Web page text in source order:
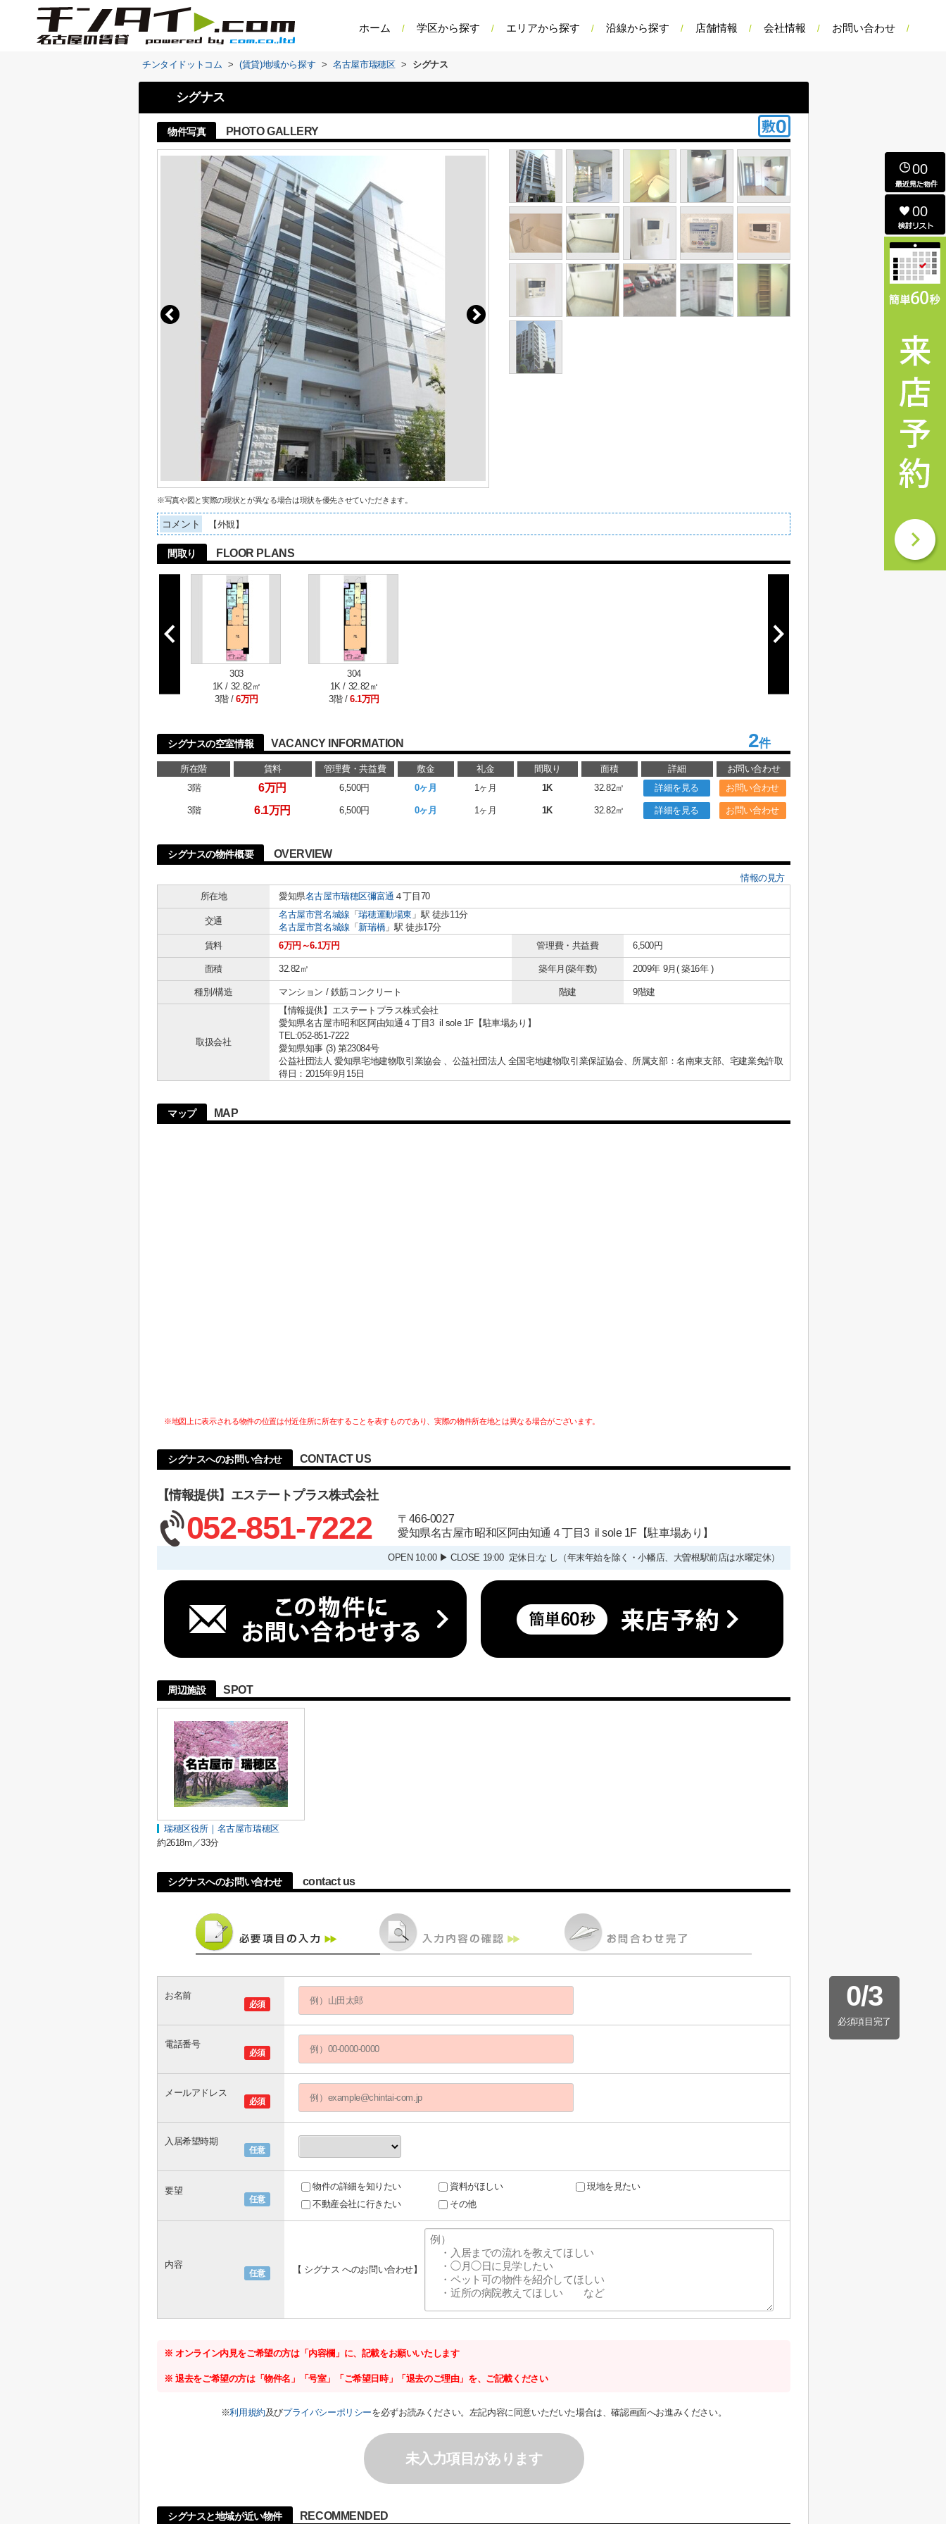
ホーム 学区から探す エリアから探す 沿線から探す 店舗情報 会社情報 お問い合わせ
チンタイドットコム > (賃貸)地域から探す > 名古屋市瑞穂区 > シグナス
シグナス
物件写真 PHOTO GALLERY
※写真や図と実際の現状とが異なる場合は現状を優先させていただきます。
コメント 【外観】
間取り FLOOR PLANS
303
1K / 32.82㎡
3階 /6万円
304
1K / 32.82㎡
3階 / 6.1万円
シグナスの空室情報 VACANCY INFORMATION 2件
所在階 賃料 管理費・共益費 敷金 礼金 間取り 面積 詳細
お問い合わせ
3階
6万円 6,500円 0ヶ月 1ヶ月 1K 32.82㎡ 詳細を見る お問い合わせ
3階 6.1万円 6,500円 0ヶ月 1ヶ月 1K 32.82㎡ 詳細を見る お問い合わせ
シグナスの物件概要 OVERVIEW
情報の見方
所在地
愛知県名古屋市瑞穂区彌富通 ４丁目70
交通
名古屋市営名城線 「瑞穂運動場東 」駅 徒歩11分
名古屋市営名城線 「 新瑞橋」駅 徒歩17分
賃料
6万円～6.1万円 管理費・共益費 6,500円
面積 32.82㎡ 築年月(築年数) 2009年 9月( 築16年 )
種別/構造 マンション / 鉄筋コンクリート 階建 9階建
取扱会社
【情報提供】エステートプラス株式会社
愛知県名古屋市昭和区阿由知通４丁目3 il sole 1F【駐車場あり】
TEL:052-851-7222
愛知県知事 (3) 第23084号
公益社団法人 愛知県宅地建物取引業協会 、公益社団法人 全国宅地建物取引業保証協会、所属支部：名南東支部、宅建業免許取
得日：2015年9月15日
マップ MAP
※地図上に表示される物件の位置は付近住所に所在することを表すものであり、実際の物件所在地とは異なる場合がございます。
シグナスへのお問い合わせ CONTACT US
【情報提供】エステートプラス株式会社
052-851-7222
〒466-0027
愛知県名古屋市昭和区阿由知通４丁目3 il sole 1F【駐車場あり】
OPEN 10:00 ▶ CLOSE 19:00 定休日:な し（年末年始を除く・小幡店、大曽根駅前店は水曜定休）
周辺施設 SPOT
瑞穂区役所｜名古屋市瑞穂区
約2618m／33分
シグナスへのお問い合わせ contact us
0/3
必須項目完了
必須
お名前
必須
電話番号
必須
メールアドレス
任意
入居希望時期
任意
要望 物件の詳細を知りたい 資料がほしい
現地を見たい
不動産会社に行きたい
その他
任意
内容 【 シグナス へのお問い合わせ】
※ オンライン内見をご希望の方は「内容欄」に、記載をお願いいたします
※ 退去をご希望の方は「物件名」「号室」「ご希望日時」「退去のご理由」を、ご記載ください
※利用規約及びプライバシーポリシーを必ずお読みください。左記内容に同意いただいた場合は、確認画面へお進みください。
未入力項目があります
シグナスと地域が近い物件 RECOMMENDED
00
00